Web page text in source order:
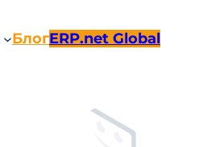
БлогERP.net Global